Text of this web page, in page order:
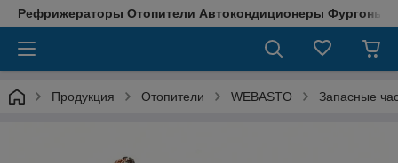
Рефрижераторы Отопители Автокондиционеры Фургоны
Продукция Отопители WEBASTO Запасные